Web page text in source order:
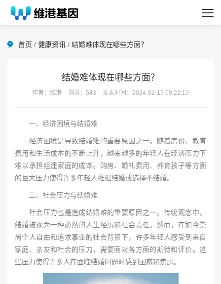
首页 / 健康资讯 / 结婚难体现在哪些方面？
结婚难体现在哪些方面？
作者：维港 浏览：543 发表时间：2024-02-19 09:22:19
一、经济困境与结婚难
经济困境是导致结婚难的重要原因之一。随着房价、教育
费用和生活成本的不断上升，越来越多的年轻人在经济压力下
难以承担组建家庭的成本。购房、婚礼费用、养育孩子等方面
的巨大压力使得许多年轻人推迟结婚或选择不结婚。
二、社会压力与结婚难
社会压力也是造成结婚难的重要原因之一。传统观念中，
结婚被视为一种必然的人生经历和社会责任。然而，在如今崇
尚个人自由和追求事业的社会背景下，许多年轻人感受到来自
家庭、亲友和社会的压力，需要面对各方面的期待和评价。这
些压力使得许多人在面临结婚问题时感到困惑和焦虑。